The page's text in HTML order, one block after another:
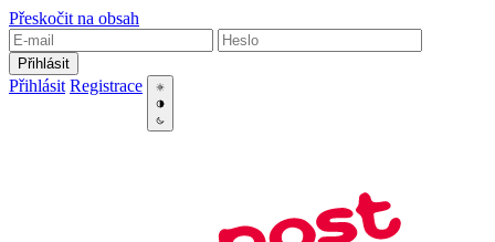
Přeskočit na obsah
Přihlásit
Přihlásit Registrace